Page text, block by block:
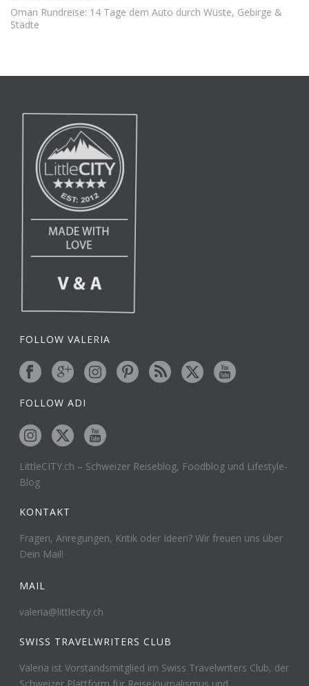
Oman Rundreise: 14 Tage dem Auto durch Wüste, Gebirge &
Städte
FOLLOW VALERIA
FOLLOW ADI
LittleCITY.ch – Schweizer Reiseblog, Foodblog und Lifestyle-
Blog
KONTAKT
Fragen, Anregungen, Kritik oder Ideen? Wir freuen uns über
Dein Mail!
MAIL
valeria@littlecity.ch
SWISS TRAVELWRITERS CLUB
Valeria ist Vorstandsmitglied im Swiss Travelwriters Club, der
Schweizer Plattform für Reisejournalismus und